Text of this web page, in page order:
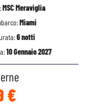
MSC Meraviglia
Miami
6 notti
10 Gennaio 2027
€